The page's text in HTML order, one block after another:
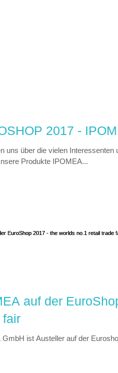
2017 -
uns über die vielen Interessenten
Produkte IPOMEA...
auf der
fair
GmbH ist Austeller auf der